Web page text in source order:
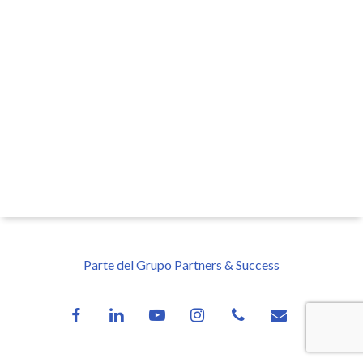
Parte del Grupo Partners & Success
facebooklinkedin youtube instagramphone email